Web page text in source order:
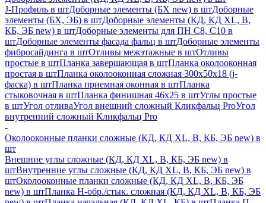
J-Профиль в штДоборные элементы (БХ new) в штДоборные
элементы (БХ, ЭБ) в штДоборные элементы (КД, КД XL, В,
КБ, ЭБ new) в штДоборные элементы для ПН С8, С10 в
штДоборные элементы фасада фальц в штДоборные элементы
фибросайдинга в штОтливы межэтажные в штОтливы
простые в штПланка завершающая в штПланка околооконная
простая в штПланка околооконная сложная 300х50х18 (j-
фаска) в штПланка приемная оконная в штПланка
стыковочная в штПланка финишная 46х25 в штУглы простые
в штУгол отливаУгол внешний сложный Кликфальц ProУгол
внутренний сложный Кликфальц Pro
-
Околооконные планки сложные (КД, КД XL, В, КБ, ЭБ new) в
шт
Внешние углы сложные (КД, КД XL, В, КБ, ЭБ new) в
штВнутренние углы сложные (КД, КД XL, В, КБ, ЭБ new) в
штОколооконные планки сложные (КД, КД XL, В, КБ, ЭБ
new) в штПланка H-обр./стык. сложная (КД, КД XL, В, КБ, ЭБ